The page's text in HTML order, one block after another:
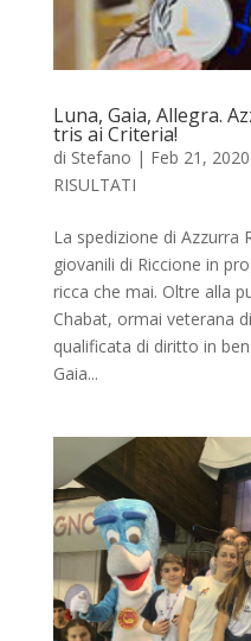
Luna, Gaia, Allegra.
tris ai Criteria!
di Stefano | Feb 21, 2020
RISULTATI
La spedizione di Azzurra
giovanili di Riccione in
ricca che mai. Oltre alla
Chabat, ormai veterana
qualificata di diritto in
Gaia...